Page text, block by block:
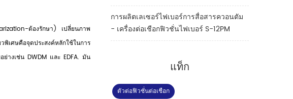
การผลิตเลเซอร์ไฟเบอร์การสื่อสารควอนตัม
- เครื่องต่อเชือกฟิวชั่นไฟเบอร์ S-12PM
แท็ก
ตัวต่อฟิวชั่นต่อเชือก
ต้องรักษา) เปลี่ยนภาพ
เศษคือจุดประสงค์หลักใช้ในการ
างเช่น DWDM และ EDFA. มัน